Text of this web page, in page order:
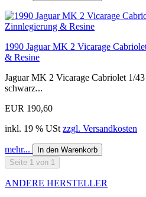
1990 Jaguar MK 2 Vicarage
& Resine
Jaguar MK 2 Vicarage Cabriolet 1/
schwarz...
EUR 190,60
inkl. 19 % USt zzgl. Versandkosten
mehr...
In den Warenkorb
Seite 1 von 1
ANDERE HERSTELLER